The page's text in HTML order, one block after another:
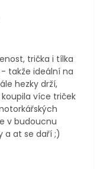
5 hvězdiček.
trička i tílka
takže ideální na
hezky drží,
více triček
v budoucnu
a at se daří ;)